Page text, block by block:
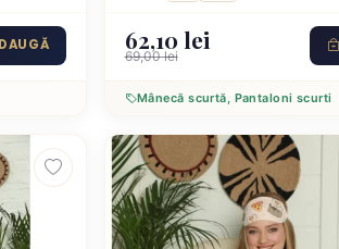
62,10 lei
69,00 lei
Mânecă scurtă, Pantaloni scurti